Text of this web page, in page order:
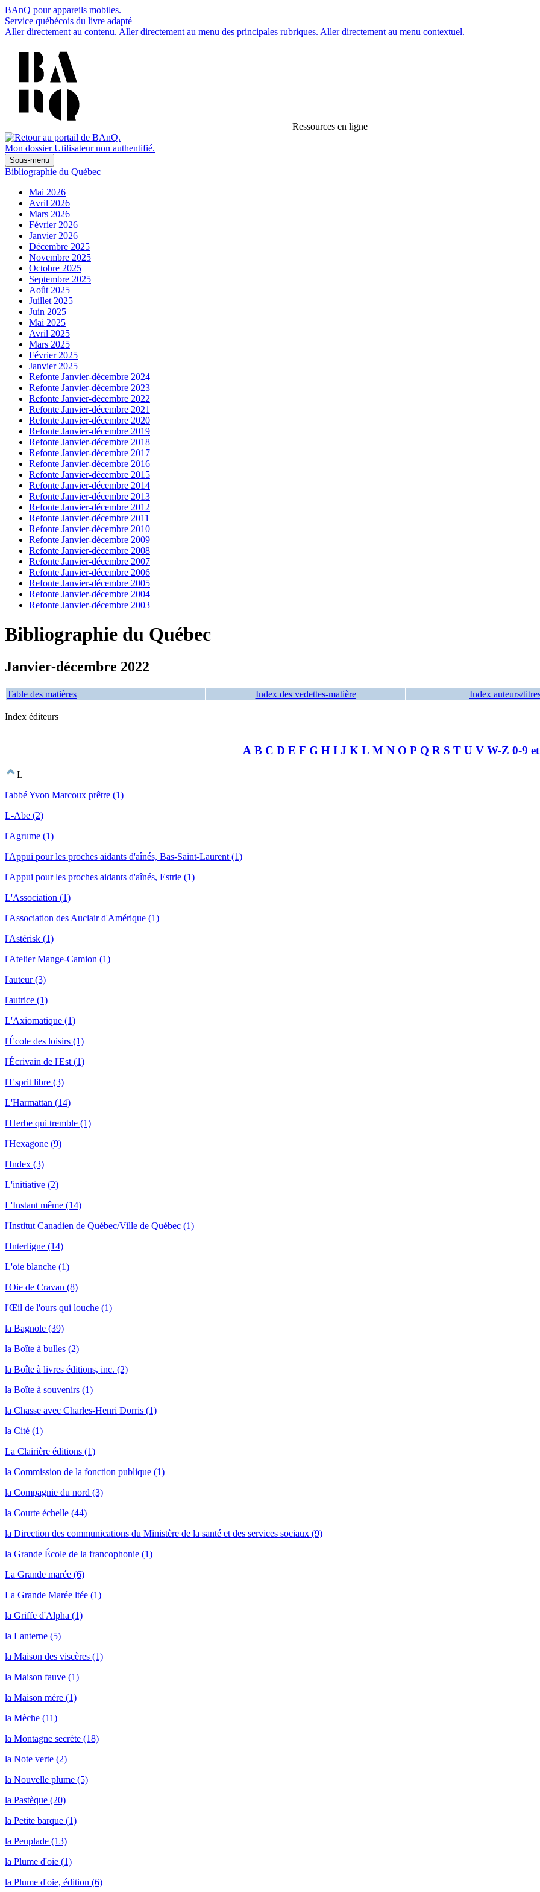
BAnQ pour appareils mobiles.
Service québécois du livre adapté
Aller directement au contenu. Aller directement au menu des principales rubriques. Aller directement au menu contextuel.
Ressources en ligne
Mon dossier Utilisateur non authentifié.
Sous-menu
Bibliographie du Québec
Mai 2026
Avril 2026
Mars 2026
Février 2026
Janvier 2026
Décembre 2025
Novembre 2025
Octobre 2025
Septembre 2025
Août 2025
Juillet 2025
Juin 2025
Mai 2025
Avril 2025
Mars 2025
Février 2025
Janvier 2025
Refonte Janvier-décembre 2024
Refonte Janvier-décembre 2023
Refonte Janvier-décembre 2022
Refonte Janvier-décembre 2021
Refonte Janvier-décembre 2020
Refonte Janvier-décembre 2019
Refonte Janvier-décembre 2018
Refonte Janvier-décembre 2017
Refonte Janvier-décembre 2016
Refonte Janvier-décembre 2015
Refonte Janvier-décembre 2014
Refonte Janvier-décembre 2013
Refonte Janvier-décembre 2012
Refonte Janvier-décembre 2011
Refonte Janvier-décembre 2010
Refonte Janvier-décembre 2009
Refonte Janvier-décembre 2008
Refonte Janvier-décembre 2007
Refonte Janvier-décembre 2006
Refonte Janvier-décembre 2005
Refonte Janvier-décembre 2004
Refonte Janvier-décembre 2003
Bibliographie du Québec
Janvier-décembre 2022
Table des matières Index des vedettes-matière Index auteurs/
Index éditeurs
A B C D E F G H I J K L M N O P Q R S T U V W-Z 0-9
L
l'abbé Yvon Marcoux prêtre (1)
L-Abe (2)
l'Agrume (1)
l'Appui pour les proches aidants d'aînés, Bas-Saint-Laurent (1)
l'Appui pour les proches aidants d'aînés, Estrie (1)
L'Association (1)
l'Association des Auclair d'Amérique (1)
l'Astérisk (1)
l'Atelier Mange-Camion (1)
l'auteur (3)
l'autrice (1)
L'Axiomatique (1)
l'École des loisirs (1)
l'Écrivain de l'Est (1)
l'Esprit libre (3)
L'Harmattan (14)
l'Herbe qui tremble (1)
l'Hexagone (9)
l'Index (3)
L'initiative (2)
L'Instant même (14)
l'Institut Canadien de Québec/Ville de Québec (1)
l'Interligne (14)
L'oie blanche (1)
l'Oie de Cravan (8)
l'Œil de l'ours qui louche (1)
la Bagnole (39)
la Boîte à bulles (2)
la Boîte à livres éditions, inc. (2)
la Boîte à souvenirs (1)
la Chasse avec Charles-Henri Dorris (1)
la Cité (1)
La Clairière éditions (1)
la Commission de la fonction publique (1)
la Compagnie du nord (3)
la Courte échelle (44)
la Direction des communications du Ministère de la santé et des services sociaux (9)
la Grande École de la francophonie (1)
La Grande marée (6)
La Grande Marée ltée (1)
la Griffe d'Alpha (1)
la Lanterne (5)
la Maison des viscères (1)
la Maison fauve (1)
la Maison mère (1)
la Mèche (11)
la Montagne secrète (18)
la Note verte (2)
la Nouvelle plume (5)
la Pastèque (20)
la Petite barque (1)
la Peuplade (13)
la Plume d'oie (1)
la Plume d'oie, édition (6)